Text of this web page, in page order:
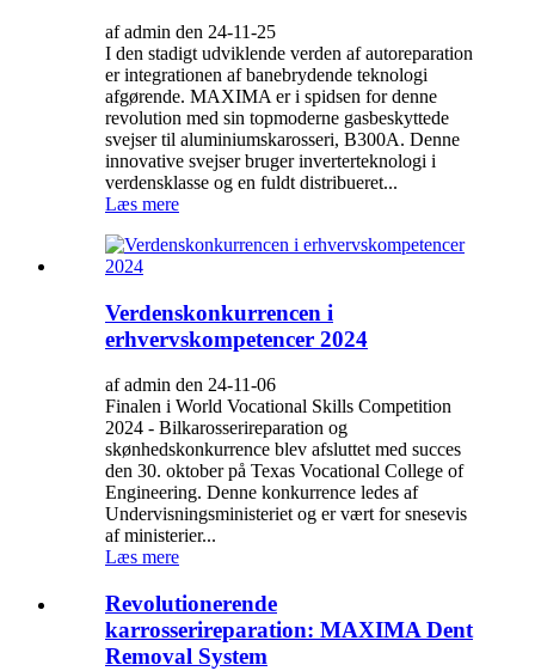
af admin den 24-11-25
I den stadigt udviklende verden af ​​autoreparation
er integrationen af ​​banebrydende teknologi
afgørende. MAXIMA er i spidsen for denne
revolution med sin topmoderne gasbeskyttede
svejser til aluminiumskarosseri, B300A. Denne
innovative svejser bruger inverterteknologi i
verdensklasse og en fuldt distribueret...
Læs mere
Verdenskonkurrencen i
erhvervskompetencer 2024
af admin den 24-11-06
Finalen i World Vocational Skills Competition
2024 - Bilkarosserireparation og
skønhedskonkurrence blev afsluttet med succes
den 30. oktober på Texas Vocational College of
Engineering. Denne konkurrence ledes af
Undervisningsministeriet og er vært for snesevis
af ministerier...
Læs mere
Revolutionerende
karrosserireparation: MAXIMA Dent
Removal System